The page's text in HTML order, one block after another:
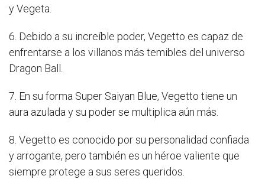
y Vegeta.
6. Debido a su increíble poder, Vegetto es capaz de
enfrentarse a los villanos más temibles del universo
Dragon Ball.
7. En su forma Super Saiyan Blue, Vegetto tiene un
aura azulada y su poder se multiplica aún más.
8. Vegetto es conocido por su personalidad confiada
y arrogante, pero también es un héroe valiente que
siempre protege a sus seres queridos.